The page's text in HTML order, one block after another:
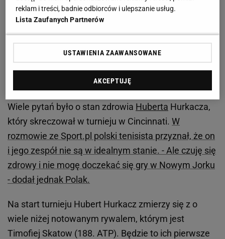
Zobacz wideoCo dalej z Igą Świątek? "Przeżyła
ogromne napięcie. To był wielki cios"
O której gra Hubert Hurkacz mecz na US
Open? Rywalem Rosjanin
Wiele pytań było o stan zdrowia Huberta Hurkacza,
który skreczował w turnieju w Cincinnati. W
rozmowie ze Sport.pl polski tenisista przyznał, że on
i jego zespół nie są w idealnym stanie. - Ale czuję się
zdrowy i nie mogę doczekać się gry w Nowym Jorku
- dodał jednak Polak.
Na start turnieju Hubert Hurkacz zmierzy się z o
wiele niżej notowanym rywalem, którym jest
Timofiej Skatow (188. ATP). Będzie to ich pierwsze
reklam i treści, badnie odbiorców i ulepszanie usług.
Lista Zaufanych Partnerów
USTAWIENIA ZAAWANSOWANE
AKCEPTUJĘ